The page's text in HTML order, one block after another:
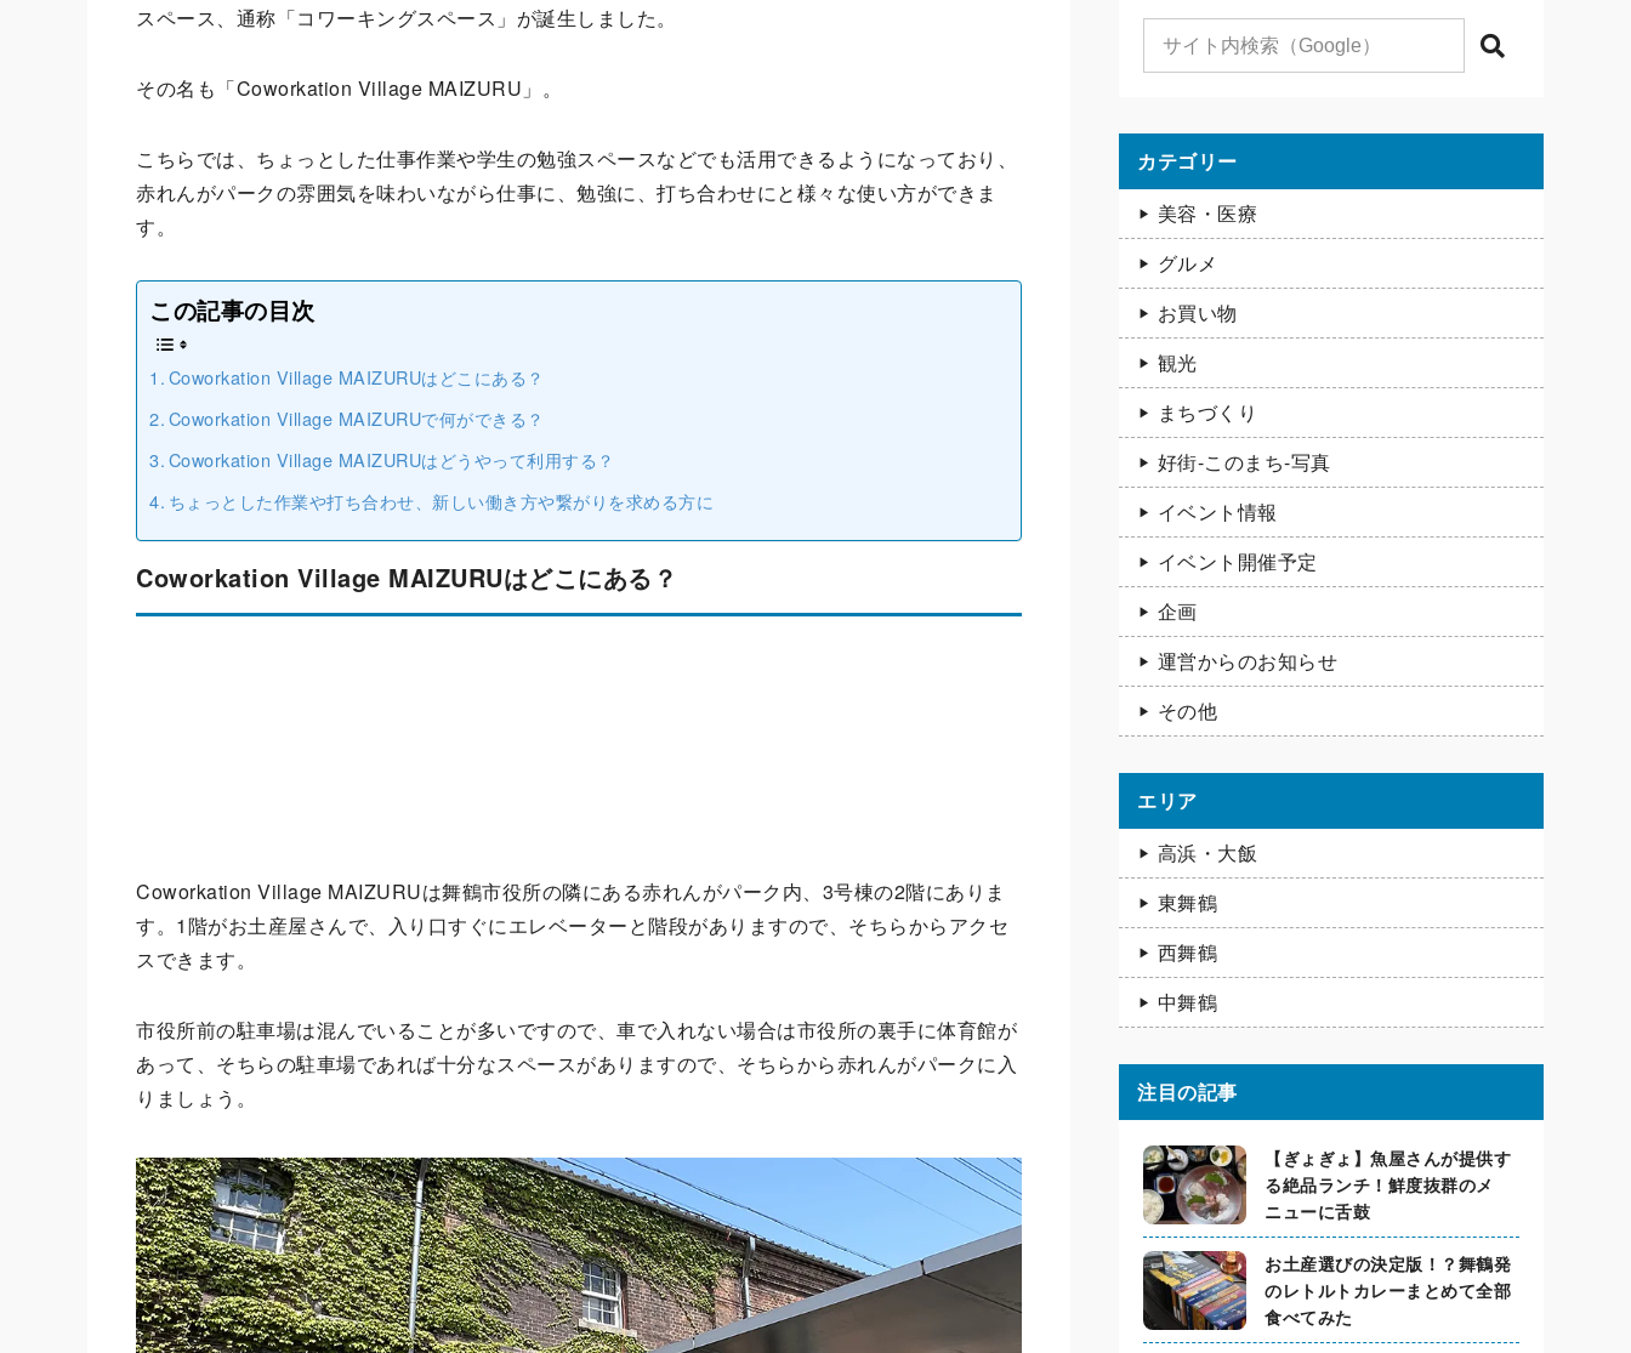
スペース、通称「コワーキングスペース」が誕生しました。
その名も「Coworkation Village ​MAIZURU」。
こちらでは、ちょっとした仕事作業や学生の勉強スペースなどでも活用できるようになっており、
赤れんがパークの雰囲気を味わいながら仕事に、勉強に、打ち合わせにと様々な使い方ができま
す。
この記事の目次
Coworkation Village ​MAIZURUはどこにある？
Coworkation Village ​MAIZURUで何ができる？
Coworkation Village ​MAIZURUはどうやって利用する？
ちょっとした作業や打ち合わせ、新しい働き方や繋がりを求める方に
Coworkation Village ​MAIZURUはどこにある？
Coworkation Village ​MAIZURUは舞鶴市役所の隣にある赤れんがパーク内、3号棟の2階にありま
す。1階がお土産屋さんで、入り口すぐにエレベーターと階段がありますので、そちらからアクセ
スできます。
市役所前の駐車場は混んでいることが多いですので、車で入れない場合は市役所の裏手に体育館が
あって、そちらの駐車場であれば十分なスペースがありますので、そちらから赤れんがパークに入
りましょう。
検索
カテゴリー
美容・医療
グルメ
お買い物
観光
まちづくり
好街-このまち-写真
イベント情報
イベント開催予定
企画
運営からのお知らせ
その他
エリア
高浜・大飯
東舞鶴
西舞鶴
中舞鶴
注目の記事
【ぎょぎょ】魚屋さんが提供す
る絶品ランチ！鮮度抜群のメ
ニューに舌鼓
お土産選びの決定版！？舞鶴発
のレトルトカレーまとめて全部
食べてみた